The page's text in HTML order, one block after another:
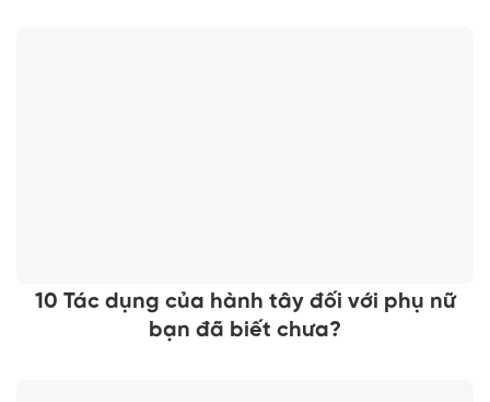
10 Tác dụng của hành tây đối với phụ nữ
bạn đã biết chưa?